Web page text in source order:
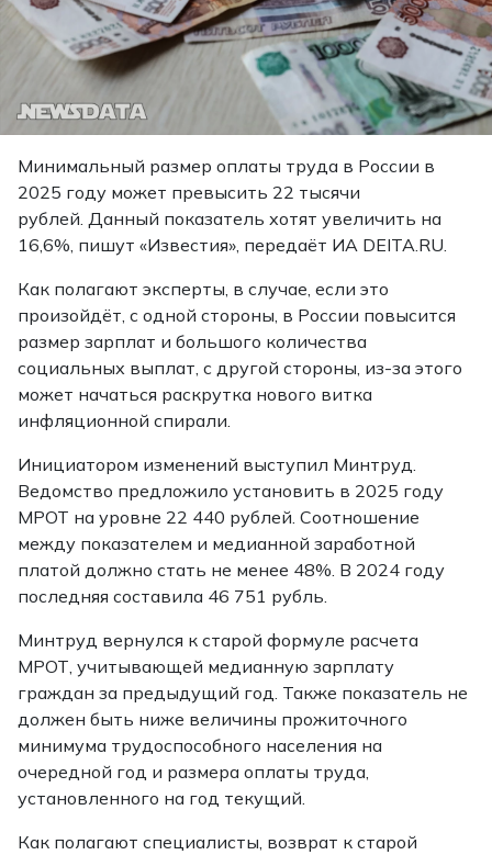
Минимальный размер оплаты труда в России в
2025 году может превысить 22 тысячи
рублей. Данный показатель хотят увеличить на
16,6%, пишут «Известия», передаёт ИА DEITA.RU.
Как полагают эксперты, в случае, если это
произойдёт, с одной стороны, в России повысится
размер зарплат и большого количества
социальных выплат, с другой стороны, из-за этого
может начаться раскрутка нового витка
инфляционной спирали.
Инициатором изменений выступил Минтруд.
Ведомство предложило установить в 2025 году
МРОТ на уровне 22 440 рублей. Соотношение
между показателем и медианной заработной
платой должно стать не менее 48%. В 2024 году
последняя составила 46 751 рубль.
Минтруд вернулся к старой формуле расчета
МРОТ, учитывающей медианную зарплату
граждан за предыдущий год. Также показатель не
должен быть ниже величины прожиточного
минимума трудоспособного населения на
очередной год и размера оплаты труда,
установленного на год текущий.
Как полагают специалисты, возврат к старой